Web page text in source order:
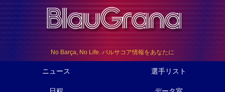
No Barça, No Life. バルサコア情報をあなたに
ニュース 選手リスト